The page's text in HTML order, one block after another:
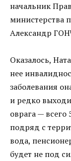
начальник
министерства
Александр
Оказалось,
нее
заболевания
и редко
оврага —
подряд с
вода,
будет не под